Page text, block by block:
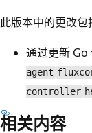
此版本中的更改包
通过更新 Go
agent
controller
相关内容